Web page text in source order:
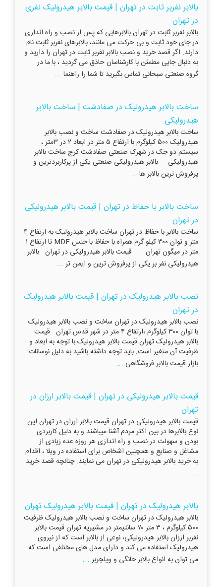
بالابر نفربر ثابت در تهران | قیمت بالابر هیدرولیک نفری
در تهران
بالابر نفربر ثابت در تهران بالابرهایی که پس از نصب و راه اندازی
در جای خود ثابت و بی حرکت می مانند، بالابرهای نفربر ثابت نام
دارند. اگر قصد خرید و نصب بالابر نفربر ثابت در تهران را دارید و
به دنبال جایی مطمئن با کارشناسان حاذق می گردید ، با ما در
گروه صنعتی سبحانی تماس بگیرید تا شما را راهنما ...
ساخت بالابر هیدرولیک در صفادشت | ساخت بالابر
هیدرولیکی
ساخت بالابر هیدرولیک در صفادشت ساخت و نصب بالابر
هیدرولیک ۵۰۰ کیلوگرم با ارتفاع ۵ متر در ابعاد ۲ در ۳متر ،
سیستم دو جک در شهرک صنعتی صفادشت کرج ساخت بالابر
هیدرولیکی بالابر هیدرولیکی صنعتی یکی از پرکاربردترین و
پرفروش ترین بالابر ها ...
ساخت بالابر با حفاظ در تهران | قیمت بالابر هیدرولیکی
در تهران
ساخت بالابر با حفاظ در تهران ساخت بالابر هیدرولیک به ارتفاع ۴
متر و توان ۳۰۰ کیلو گرم همراه با حفاظ با جنس MDF تا ارتفاع ۱
متر در میگون تهران قیمت بالابر هیدرولیکی در تهران بالابر
هیدرولیکی نفر بر یکی از پرفروش‌ ترین و ایمن تر ...
نصب بالابر هیدرولیک در تهران | قیمت بالابر هیدرولیک
در تهران
نصب بالابر هیدرولیک در تهران ساخت و نصب بالابر هیدرولیک
با توان ۳۰۰ کیلوگرم ،ارتفاع ۴ متر در شهر قدس تهران قیمت
بالابر هیدرولیک تهران قیمت بالابر هیدرولیک با توجه به ابعاد و
ظرفیت آن متغير است. بايد توجه داشته باشيد به دلیل نوسانات
بازار قيمت بالابر فروشگاهی ...
قیمت بالابر هیدرولیکی در تهران | قیمت بالابر ارزان در
تهران
قیمت بالابر هیدرولیکی در تهران قیمت بالابر ارزان در تهران این
نوع بالابرها در بین اکثر مردم آشنا میباشند و به دلیل کاربردی
بودن و سهولت در نصب و راه اندازی هر روزه عده زیادی از
مشاغل و صنایع و همچنین اشخاص برای استفاده در ویلا ، اقدام
به خرید بالابر هیدرولیکی در تهران می نمایند. چنانچه قصد خرید
...
بالابر هیدرولیک در تهران | قیمت بالابر هیدرولیک تهران
بالابر هیدرولیک در تهران ساخت و نصب بالابر هیدرولیک ظرفیت
۵۰۰ کیلوگرم ، ۳ متر ۷۰ سانتیمتر در مشیریه تهران قیمت بالابر
نفربر ارزان بالابر هیدرولیکی، نوعی از بالابر است که از نیروی
هیدرولیک استفاده می کند و دارای مدل های مختلفی است که
می توان به انواع بالابر خانگی و ویلچربر ...